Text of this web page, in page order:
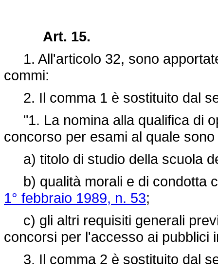
Art. 15.
1. All'articolo 32, sono
commi:
2. Il comma 1 è sostituito dal
"1. La nomina alla qualifica di
concorso per esami al quale
a) titolo di studio della scuola
b) qualità morali e di condotta
1° febbraio 1989, n. 53;
c) gli altri requisiti generali
concorsi per l'accesso ai pubblici
3. Il comma 2 è sostituito dal